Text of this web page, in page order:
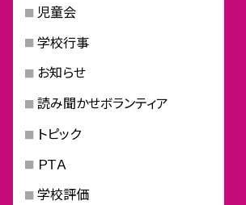
児童会
学校行事
お知らせ
読み聞かせボランティア
トピック
ＰＴＡ
学校評価